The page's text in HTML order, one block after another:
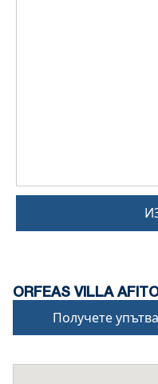
ORFEAS VILLA
Получете